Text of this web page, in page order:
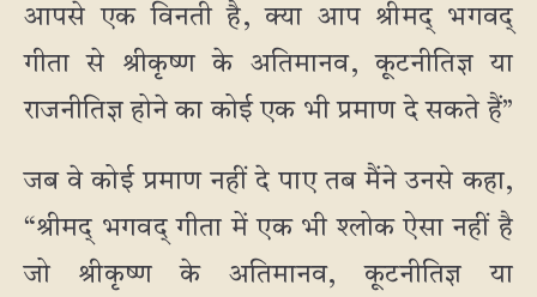
आपसे एक विनती है, क्या आप श्रीमद् भगवद्
गीता से श्रीकृष्ण के अतिमानव, कूटनीतिज्ञ या
राजनीतिज्ञ होने का कोई एक भी प्रमाण दे सकते हैं”
जब वे कोई प्रमाण नहीं दे पाए तब मैंने उनसे कहा,
“श्रीमद् भगवद् गीता में एक भी श्लोक ऐसा नहीं है
जो श्रीकृष्ण के अतिमानव, कूटनीतिज्ञ या